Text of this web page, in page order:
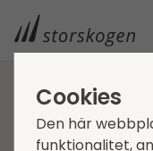
STORSKOGEN
INBJUDAN TILL
Cookies
Den här
funktionalitet,